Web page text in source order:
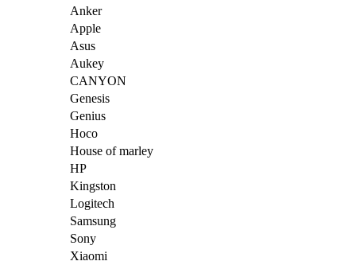
Anker
Apple
Asus
Aukey
CANYON
Genesis
Genius
Hoco
House of marley
HP
Kingston
Logitech
Samsung
Sony
Xiaomi